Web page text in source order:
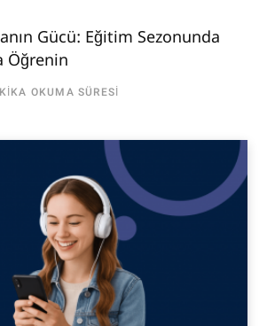
Gücü: Eğitim Sezonunda
Öğrenin
OKUMA SÜRESI